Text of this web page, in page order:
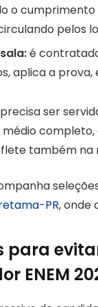
o
pelos
é
aplica a
ser
também na
PR, onde
para
ENEM